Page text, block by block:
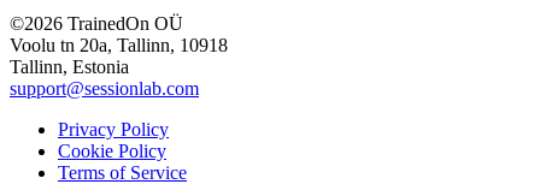
©2026 TrainedOn OÜ
Voolu tn 20a, Tallinn, 10918
Tallinn, Estonia
support@sessionlab.com
Privacy Policy
Cookie Policy
Terms of Service